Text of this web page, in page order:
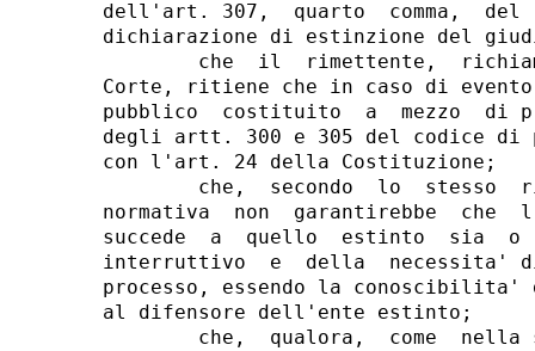
dell'art. 307,  quarto  comma,
dichiarazione di estinzione del
che  il  rimettente,
Corte, ritiene che in caso di
pubblico  costituito  a  mezzo  di
degli artt. 300 e 305 del codice di
con l'art. 24 della Costituzione;
che,  secondo  lo  stesso
normativa  non  garantirebbe  che
succede  a  quello  estinto  sia  o
interruttivo  e  della  necessita' di
processo, essendo la conoscibilita'
al difensore dell'ente estinto;
che,  qualora,  come  nella